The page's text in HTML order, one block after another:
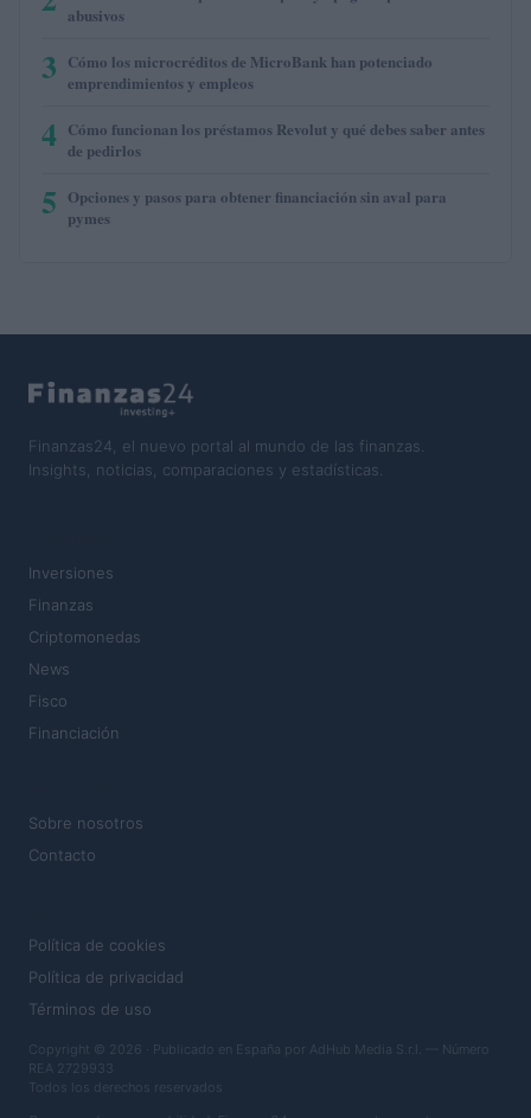
abusivos
3 Cómo los microcréditos de MicroBank han potenciado
emprendimientos y empleos
4 Cómo funcionan los préstamos Revolut y qué debes saber antes
de pedirlos
5 Opciones y pasos para obtener financiación sin aval para
pymes
Finanzas24, el nuevo portal al mundo de las finanzas.
Insights, noticias, comparaciones y estadísticas.
Inversiones
Finanzas
Criptomonedas
News
Fisco
Financiación
Sobre nosotros
Contacto
Política de cookies
Política de privacidad
Términos de uso
Copyright © 2026 · Publicado en España por AdHub Media S.r.l. — Número
REA 2729933
Todos los derechos reservados